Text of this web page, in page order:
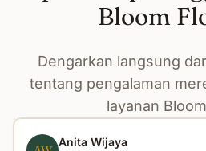
Bloom
Dengarkan langsung
tentang pengalaman
layanan
Anita Wijaya